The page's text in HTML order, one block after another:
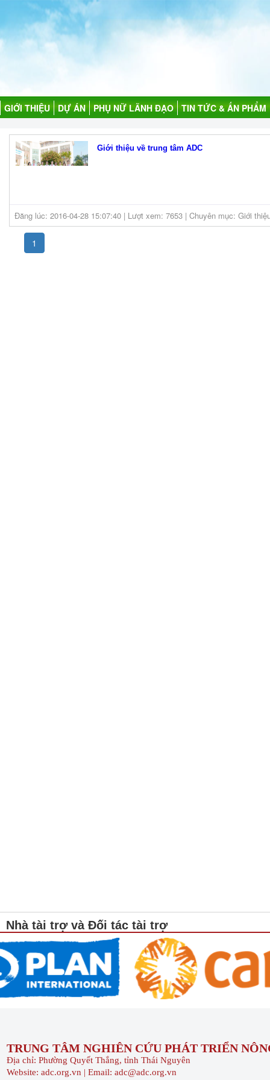
GIỚI THIỆU DỰ ÁN PHỤ NỮ LÃNH ĐẠO TIN TỨC & ẤN PHẨM
Giới thiệu về trung tâm ADC
Đăng lúc: 2016-04-28 15:07:40 | Lượt xem: 7653 | Chuyên mục: Giới
1
Nhà tài trợ và Đối tác tài trợ
TRUNG TÂM NGHIÊN CỨU PHÁT TRIỂN
Địa chỉ: Phường Quyết Thắng, tỉnh Thái Nguyên
Website: adc.org.vn | Email: adc@adc.org.vn